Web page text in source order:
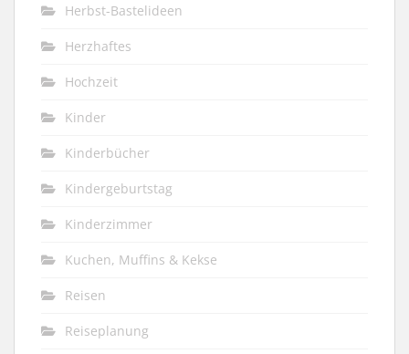
Herbst-Bastelideen
Herzhaftes
Hochzeit
Kinder
Kinderbücher
Kindergeburtstag
Kinderzimmer
Kuchen, Muffins & Kekse
Reisen
Reiseplanung